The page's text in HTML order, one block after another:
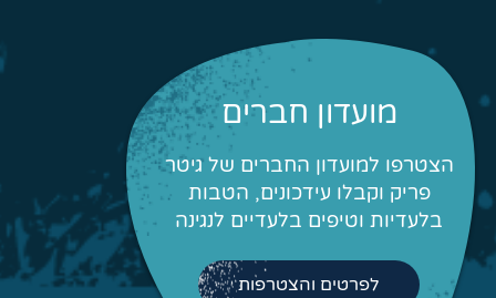
מועדון חברים
הצטרפו למועדון החברים של גיטר
פריק וקבלו עידכונים, הטבות
בלעדיות וטיפים בלעדיים לנגינה
לפרטים והצטרפות